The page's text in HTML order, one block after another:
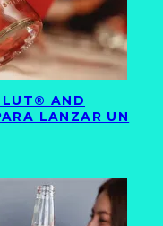
AND
LANZAR UN